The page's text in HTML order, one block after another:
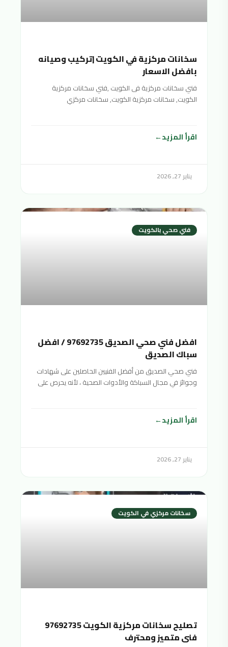
سخانات مركزية في الكويت |تركيب وصيانه
بافضل الاسعار
فني سخانات مركزية فى الكويت ,فني سخانات مركزية
الكويت, سخانات مركزية الكويت, سخانات مركزي
اقرأ المزيد
يناير 27, 2026
فني صحي بالكويت
افضل فني صحي الصديق 97692735 / افضل
سباك الصديق
فني صحي الصديق من أفضل الفنيين الحاصلين على شهادات
وجوائز في مجال السباكة والأدوات الصحية ، لأنه يحرص على
الصحية. شرائح المجتمع
اقرأ المزيد
يناير 27, 2026
سخانات مركزي في الكويت
تصليح سخانات مركزية الكويت 97692735
فني متميز ومحترف